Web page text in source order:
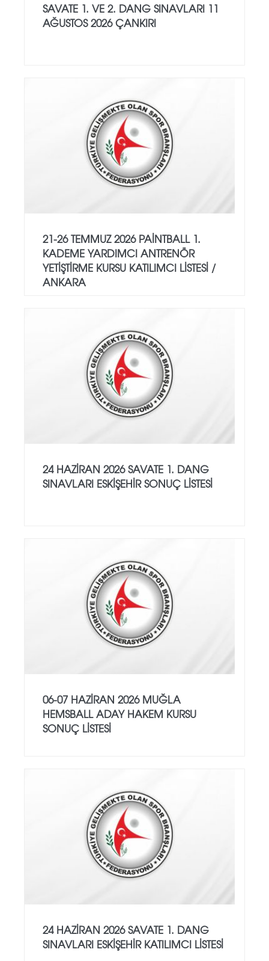
SAVATE 1. VE 2. DANG SINAVLARI 11
AĞUSTOS 2026 ÇANKIRI
21-26 TEMMUZ 2026 PAİNTBALL 1.
KADEME YARDIMCI ANTRENÖR
YETİŞTİRME KURSU KATILIMCI LİSTESİ /
ANKARA
24 HAZİRAN 2026 SAVATE 1. DANG
SINAVLARI ESKİŞEHİR SONUÇ LİSTESİ
06-07 HAZİRAN 2026 MUĞLA
HEMSBALL ADAY HAKEM KURSU
SONUÇ LİSTESİ
24 HAZİRAN 2026 SAVATE 1. DANG
SINAVLARI ESKİŞEHİR KATILIMCI LİSTESİ